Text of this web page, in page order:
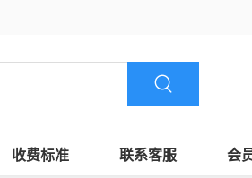
收费标准 联系客服 会